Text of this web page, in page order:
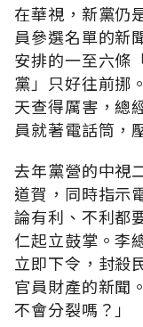
在華視，新黨仍
員參選名單的新
安排的一至六條
黨」只好往前挪
天查得厲害，總
員就著電話筒，
去年黨營的中視
道賀，同時指示
論有利、不利都
仁起立鼓掌。李
立即下令，封殺
官員財產的新聞
不會分裂嗎？」